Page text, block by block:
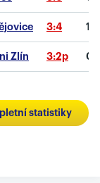
3:4 1
Zlín 3:2p 0
statistiky